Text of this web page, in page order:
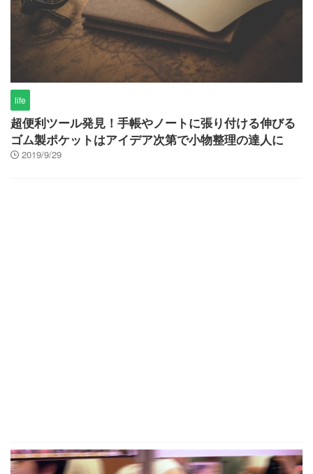
life
超便利ツール発見！手帳やノートに張り付ける伸びる
ゴム製ポケットはアイデア次第で小物整理の達人に
2019/9/29